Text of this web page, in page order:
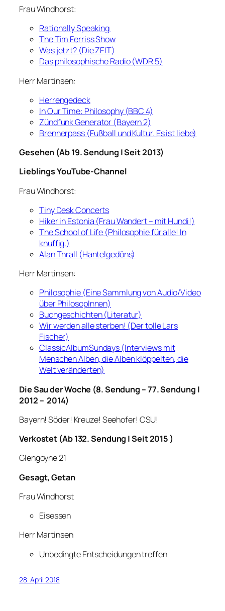
Frau Windhorst:
Rationally Speaking
The Tim Ferriss Show
Was jetzt? (Die ZEIT)
Das philosophische Radio (WDR 5)
Herr Martinsen:
Herrengedeck
In Our Time: Philosophy (BBC 4)
Zündfunk Generator (Bayern 2)
Brennerpass (Fußball und Kultur. Es ist liebe)
Gesehen (Ab 19. Sendung | Seit 2013)
Lieblings YouTube-Channel
Frau Windhorst:
Tiny Desk Concerts
Hiker in Estonia (Frau Wandert – mit Hundi!)
The School of Life (Philosophie für alle! In
knuffig.)
Alan Thrall (Hantelgedöns)
Herr Martinsen:
Philosophie (Eine Sammlung von Audio/Video
über PhilosopInnen)
Buchgeschichten (Literatur)
Wir werden alle sterben! (Der tolle Lars
Fischer)
ClassicAlbumSundays (Interviews mit
Menschen Alben, die Alben klöppelten, die
Welt veränderten)
Die Sau der Woche (8. Sendung – 77. Sendung |
2012 – 2014)
Bayern! Söder! Kreuze! Seehofer! CSU!
Verkostet (Ab 132. Sendung | Seit 2015 )
Glengoyne 21
Gesagt, Getan
Frau Windhorst
Eisessen
Herr Martinsen
Unbedingte Entscheidungen treffen
28. April 2018